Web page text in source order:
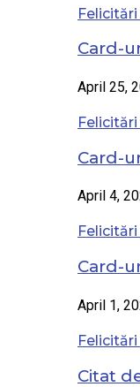
Card-
April 25,
Card-
April 4,
Card-
April 1,
Citat